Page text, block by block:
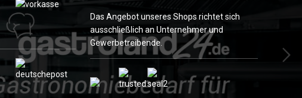
Das Angebot unseres Shops richtet sich
ausschließlich an Unternehmer und
Gewerbetreibende.